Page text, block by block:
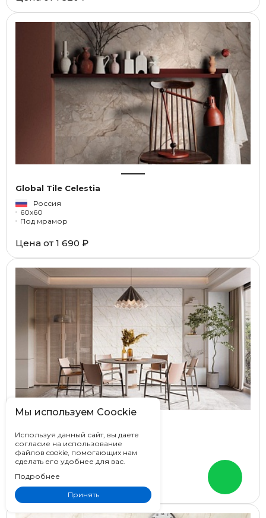
Global Tile Celestia
Россия
60x60
Под мрамор
Цена от 1 690 ₽
Global Tile Celino
Россия
60x120
Под мрамор
Цена от2 690 ₽
Мы используем Coockie
Используя данный сайт, вы даете
согласие на использование
файлов cookie, помогающих нам
сделать его удобнее для вас.
Подробнее
Принять